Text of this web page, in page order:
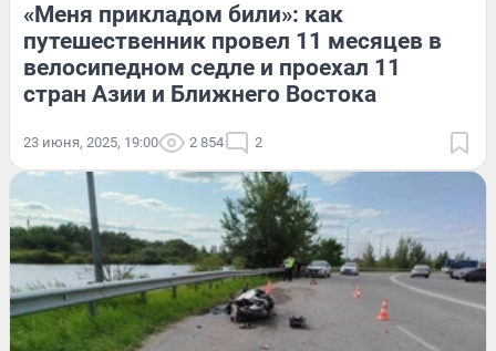
«Меня прикладом били»: как
путешественник провел 11 месяцев в
велосипедном седле и проехал 11
стран Азии и Ближнего Востока
23 июня, 2025, 19:00 2 854 2